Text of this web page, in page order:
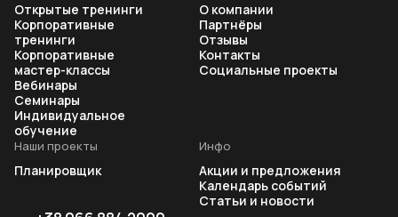
Открытые тренинги
Корпоративные
тренинги
Корпоративные
мастер-классы
Вебинары
Семинары
Индивидуальное
обучение
Наши проекты
Планировщик
Инфо
Акции и предложения
Календарь событий
Статьи и новости
О компании
Партнёры
Отзывы
Контакты
Социальные проекты